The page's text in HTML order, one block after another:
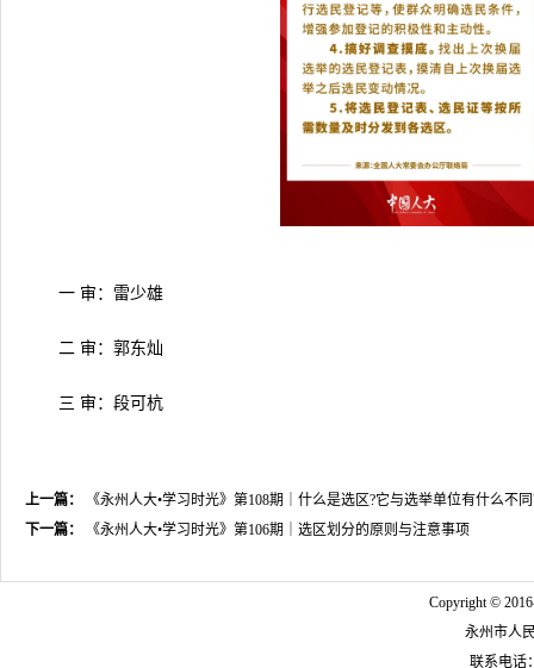
一 审：雷少雄
二 审：郭东灿
三 审：段可杭
上一篇：
《永州人大•学习时光》第108期｜什么是选区?它与选举单位有什么不
下一篇：
《永州人大•学习时光》第106期｜选区划分的原则与注意事项
Copyright ©
永州市人
联系电话